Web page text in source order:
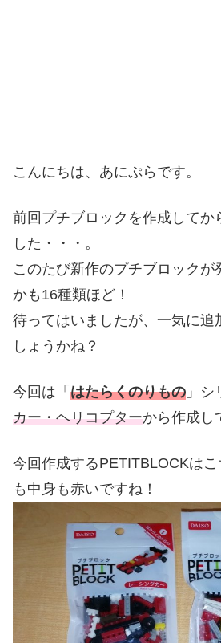
こんにちは、あにぷらです。
前回プチブロックを作成してか
した・・・。
このたび新作のプチブロックが
かも16種類ほど！
待ってはいましたが、一気に追
しょうかね？
今回は「 はたらくのりもの 」シ
カー・ヘリコプターから作成し
今回作成するPETITBLOCKは
も中身も赤いですね！